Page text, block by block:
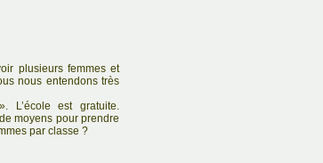
plusieurs femmes et
nous entendons très
L’école est gratuite.
moyens pour prendre
par classe ?